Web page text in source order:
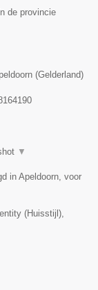
de provincie
(Gelderland)
▼
in Apeldoorn, voor
(Huisstijl),